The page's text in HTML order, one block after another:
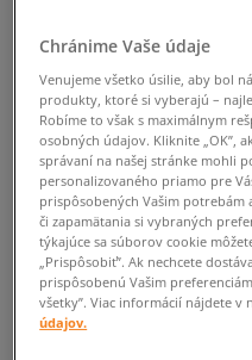
Chránime Vaše údaje
Venujeme všetko úsilie, aby bol
produkty, ktoré si vyberajú –
Robíme to však s maximálnym
osobných údajov. Kliknite „OK”,
správaní na našej stránke mohli
personalizovaného priamo pre
prispôsobených Vašim potrebám
či zapamätania si vybraných
týkajúce sa súborov cookie
„Prispôsobiť”. Ak nechcete
prispôsobenú Vašim
všetky”. Viac informácií nájdete v
údajov.